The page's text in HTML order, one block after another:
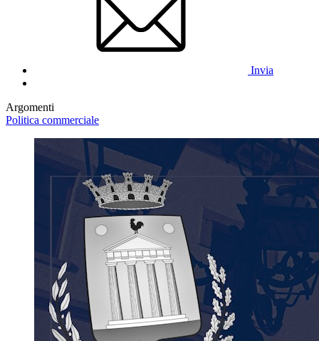
Invia
Argomenti
Politica commerciale